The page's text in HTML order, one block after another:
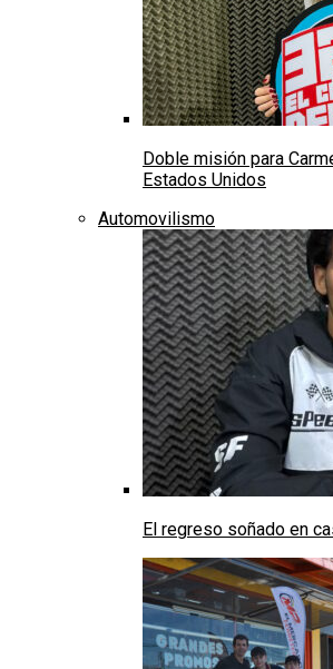
Doble misión para
Estados Unidos
Automovilismo
El regreso soñado en